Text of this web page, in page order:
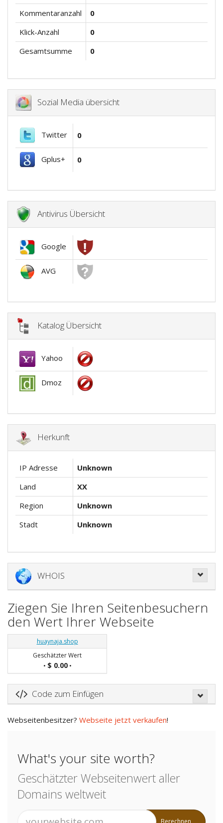
Kommentaranzahl
0
Klick-Anzahl
0
Gesamtsumme
0
Sozial Media übersicht
Twitter 0
Gplus+ 0
Antivirus Übersicht
Google
AVG
Katalog Übersicht
Yahoo
Dmoz
Herkunft
IP Adresse
Unknown
Land
XX
Region
Unknown
Stadt
Unknown
WHOIS
Ziegen Sie Ihren Seitenbesuchern
den Wert Ihrer Webseite
huaynaja.shop
Geschätzter Wert
• $ 0.00•
Code zum Einfügen
Webseitenbesitzer? Webseite jetzt verkaufen!
What's your site worth?
Geschätzter Webseitenwert aller
Domains weltweit